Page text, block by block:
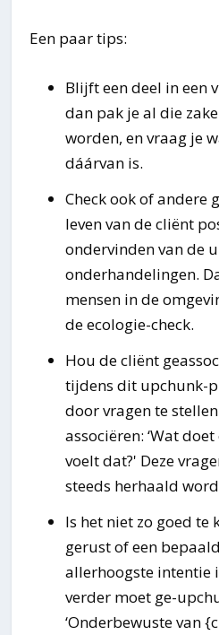
Een paar tips:
Blijft een deel in een
dan pak je al die
worden, en vraag je
dáárvan is.
Check ook of andere
leven van de cliënt
ondervinden van de
onderhandelingen.
mensen in de
de ecologie-check.
Hou de cliënt
tijdens dit upchunk-
door vragen te
associëren: ‘Wat
voelt dat?' Deze
steeds herhaald
Is het niet zo goed
gerust of een
allerhoogste intentie
verder moet ge-
‘Onderbewuste van